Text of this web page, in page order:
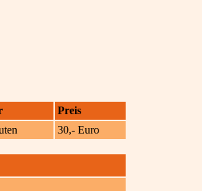
Preis
30,- Euro